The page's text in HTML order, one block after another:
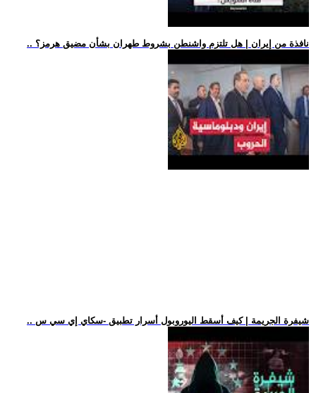
.. نافذة من إيران | هل تلتزم واشنطن بشروط طهران بشأن مضيق هرمز؟
.. شيفرة الجريمة | كيف أسقط اليوروبول أسرار تطبيق -سكاي إي سي س